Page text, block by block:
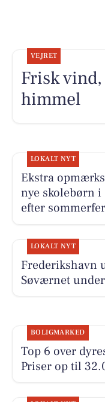
VEJRET
Frisk
himmel
LOKALT NYT
Ekstra
nye skolebørn
efter
LOKALT NYT
Frederikshavn
Søværnet
BOLIGMARKED
Top 6 over
Priser op til